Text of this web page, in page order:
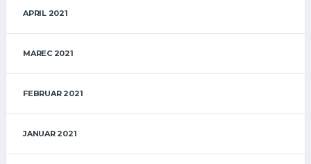
APRIL 2021
MAREC 2021
FEBRUAR 2021
JANUAR 2021